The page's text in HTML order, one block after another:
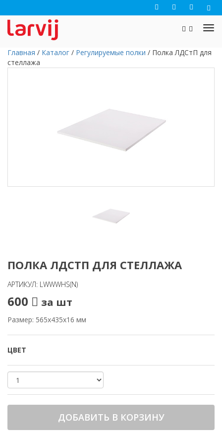
Главная / Каталог / Регулируемые полки / Полка ЛДСтП для
стеллажа
ПОЛКА ЛДСТП ДЛЯ СТЕЛЛАЖА
АРТИКУЛ: LWWWHS(N)
600 за шт
Размер: 565х435х16 мм
ЦВЕТ
ДОБАВИТЬ В КОРЗИНУ